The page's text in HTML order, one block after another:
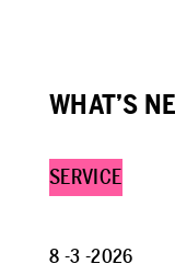
WHAT’S
SERVICE
8 -3 -2026